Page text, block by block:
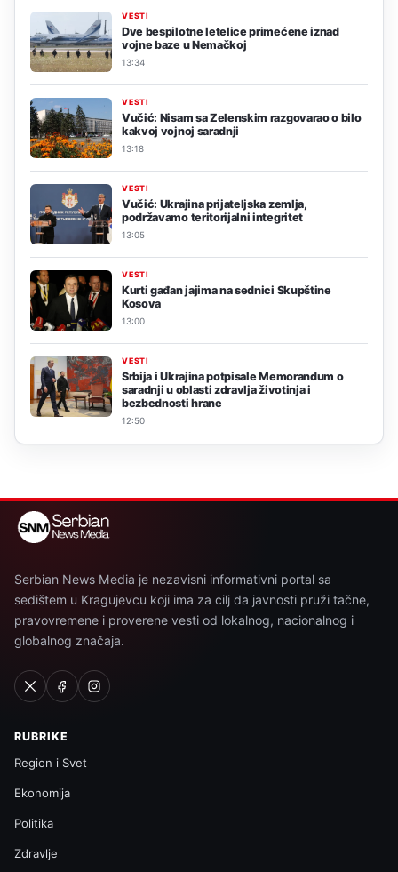
VESTI
Dve bespilotne letelice primećene iznad
vojne baze u Nemačkoj
13:34
VESTI
Vučić: Nisam sa Zelenskim razgovarao o bilo
kakvoj vojnoj saradnji
13:18
VESTI
Vučić: Ukrajina prijateljska zemlja,
podržavamo teritorijalni integritet
13:05
VESTI
Kurti gađan jajima na sednici Skupštine
Kosova
13:00
VESTI
Srbija i Ukrajina potpisale Memorandum o
saradnji u oblasti zdravlja životinja i
bezbednosti hrane
12:50
Serbian News Media je nezavisni informativni portal sa
sedištem u Kragujevcu koji ima za cilj da javnosti pruži tačne,
pravovremene i proverene vesti od lokalnog, nacionalnog i
globalnog značaja.
RUBRIKE
Region i Svet
Ekonomija
Politika
Zdravlje